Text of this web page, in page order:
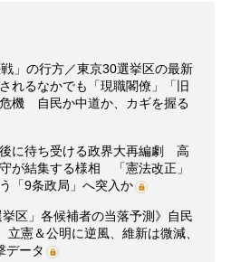
」の行方／東京30選挙区の最新
れるなかでも「現職閣僚」「旧
機 自民か中道か、カギを握る
後に待ち受ける政界大再編劇 高
が結集する様相 「憲法改正」
「9条政局」へ突入か
挙区」各候補者の当落予測》自民
憲＆公明に逆風、維新は微減、
データ